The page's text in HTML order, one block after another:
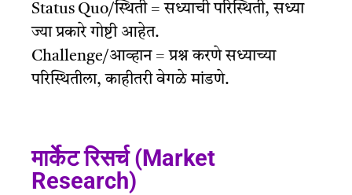
Status Quo/स्थिती = सध्याची परिस्थिती, सध्या
ज्या प्रकारे गोष्टी आहेत.
Challenge/आव्हान = प्रश्न करणे सध्याच्या
परिस्थितीला, काहीतरी वेगळे मांडणे.
मार्केट रिसर्च (Market
Research)